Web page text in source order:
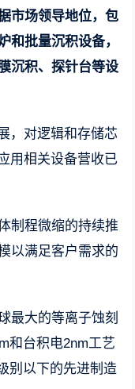
市场领导地位，包
和批量沉积设备，
沉积、探针台等设
，对逻辑和存储芯
用相关设备营收已
制程微缩的持续推
以满足客户需求的
最大的等离子蚀刻
和台积电2nm工艺
别以下的先进制造